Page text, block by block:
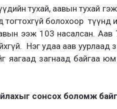
тухай, аавын тухай
тогтохгүй болохоор түүнд
ээж 103 насалсан. Аав
Нэг удаа аав уурлаад
яагаад загнаад байгаа
сонсох боломж